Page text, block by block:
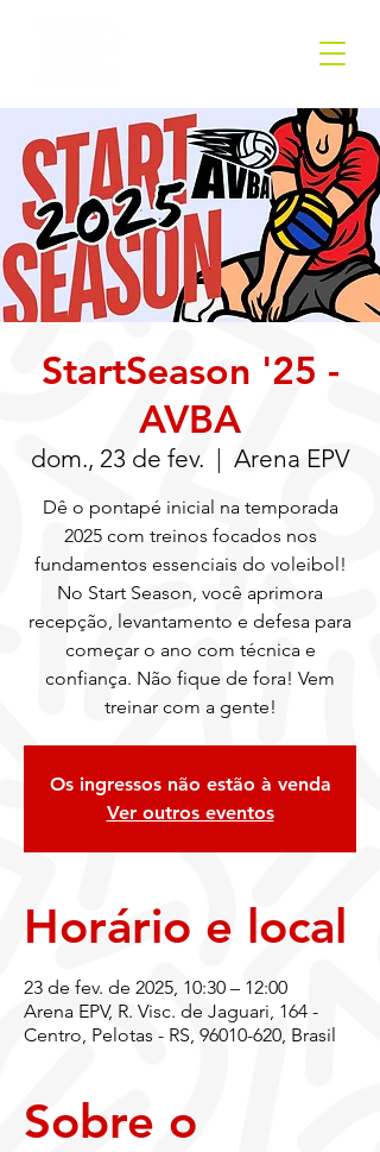
StartSeason '25 -
AVBA
dom., 23 de fev.
  |
Arena EPV
Dê o pontapé inicial na temporada
2025 com treinos focados nos
fundamentos essenciais do voleibol!
No Start Season, você aprimora
recepção, levantamento e defesa para
começar o ano com técnica e
confiança. Não fique de fora! Vem
treinar com a gente!
Os ingressos não estão à venda
Ver outros eventos
Horário e local
23 de fev. de 2025, 10:30 – 12:00
Arena EPV, R. Visc. de Jaguari, 164 -
Centro, Pelotas - RS, 96010-620, Brasil
Sobre o